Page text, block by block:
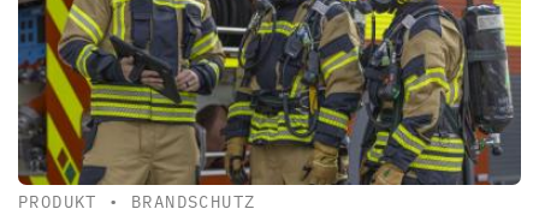
PRODUKT • BRANDSCHUTZ